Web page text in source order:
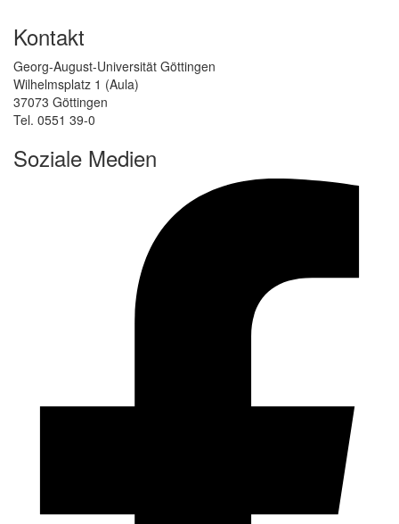
Kontakt
Georg-August-Universität Göttingen
Wilhelmsplatz 1 (Aula)
37073 Göttingen
Tel. 0551 39-0
Soziale Medien